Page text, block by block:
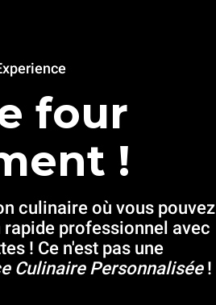
four
!
culinaire où vous pouvez
professionnel avec
! Ce n'est pas une
Culinaire Personnalisée !